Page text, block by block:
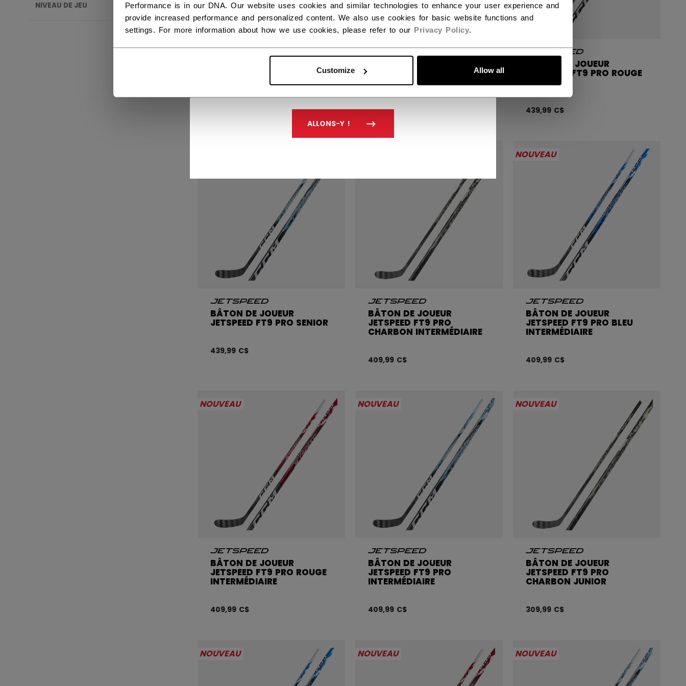
Performance is in our DNA. Our website uses cookies and similar technologies to enhance your user experience and
provide increased performance and personalized content. We also use cookies for basic website functions and
settings. For more information about how we use cookies, please refer to our Privacy Policy.
Customize Allow all
ALLONS-Y !
NIVEAU DE JEU
CHARBON SENIOR
JETSPEED FT9 PRO BLEU
SENIOR
439,99 C$
BÂTON DE JOUEUR
JETSPEED FT9 PRO ROUGE
SENIOR
439,99 C$
BÂTON DE JOUEUR
JETSPEED FT9 PRO SENIOR
439,99 C$
BÂTON DE JOUEUR
JETSPEED FT9 PRO
CHARBON INTERMÉDIAIRE
409,99 C$
NOUVEAU
BÂTON DE JOUEUR
JETSPEED FT9 PRO BLEU
INTERMÉDIAIRE
409,99 C$
NOUVEAU
BÂTON DE JOUEUR
JETSPEED FT9 PRO ROUGE
INTERMÉDIAIRE
409,99 C$
NOUVEAU
BÂTON DE JOUEUR
JETSPEED FT9 PRO
INTERMÉDIAIRE
409,99 C$
NOUVEAU
BÂTON DE JOUEUR
JETSPEED FT9 PRO
CHARBON JUNIOR
309,99 C$
NOUVEAU NOUVEAU NOUVEAU